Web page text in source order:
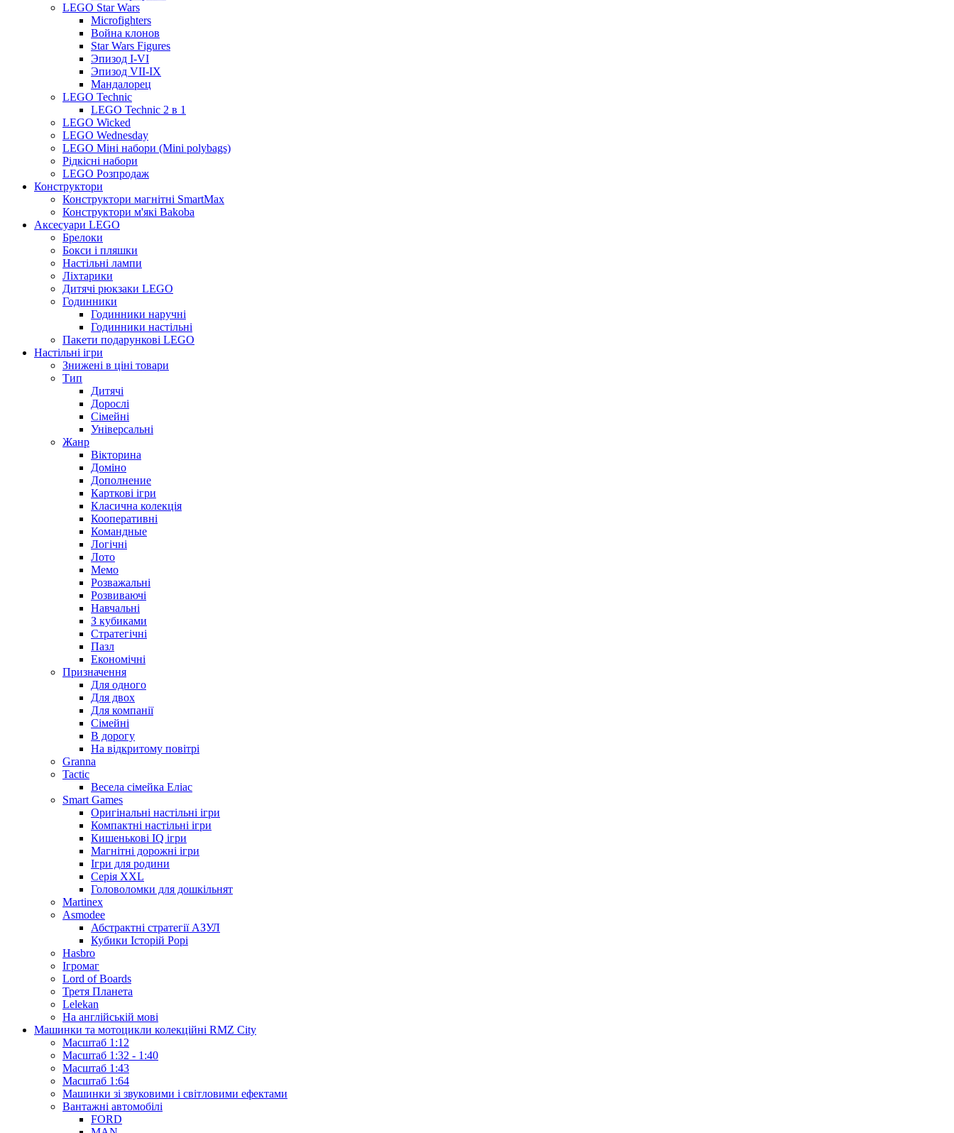
LEGO Star Wars
Microfighters
Война клонов
Star Wars Figures
Эпизод I-VI
Эпизод VII-IX
Мандалорец
LEGO Technic
LEGO Technic 2 в 1
LEGO Wicked
LEGO Wednesday
LEGO Міні набори (Mini polybags)
Рідкісні набори
LEGO Розпродаж
Конструктори
Конструктори магнітні SmartMax
Конструктори м'які Bakoba
Аксесуари LEGO
Брелоки
Бокси і пляшки
Настільні лампи
Ліхтарики
Дитячі рюкзаки LEGO
Годинники
Годинники наручні
Годинники настільні
Пакети подарункові LEGO
Настільні ігри
Знижені в ціні товари
Тип
Дитячі
Дорослі
Сімейні
Універсальні
Жанр
Вікторина
Доміно
Дополнение
Карткові ігри
Класична колекція
Кооперативні
Командные
Логічні
Лото
Мемо
Розважальні
Розвиваючі
Навчальні
З кубиками
Стратегічні
Пазл
Економічні
Призначення
Для одного
Для двох
Для компанії
Сімейні
В дорогу
На відкритому повітрі
Granna
Tactic
Весела сімейка Еліас
Smart Games
Оригінальні настільні ігри
Компактні настільні ігри
Кишенькові IQ ігри
Магнітні дорожні ігри
Ігри для родини
Серія XXL
Головоломки для дошкільнят
Martinex
Asmodee
Абстрактні стратегії АЗУЛ
Кубики Історій Рорі
Hasbro
Ігромаг
Lord of Boards
Третя Планета
Lelekan
На англійській мові
Машинки та мотоцикли колекційні RMZ City
Масштаб 1:12
Масштаб 1:32 - 1:40
Масштаб 1:43
Масштаб 1:64
Машинки зі звуковими і світловими ефектами
Вантажні автомобілі
FORD